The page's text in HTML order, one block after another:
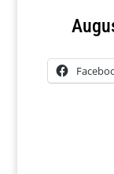
August